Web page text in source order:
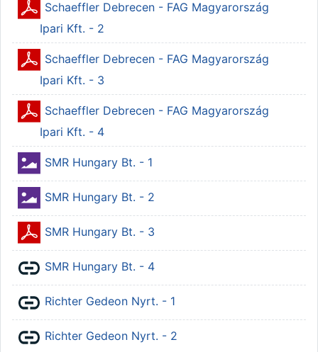
Schaeffler Debrecen - FAG Magyarország
Ipari Kft. - 2Állomány
Schaeffler Debrecen - FAG Magyarország
Ipari Kft. - 3Állomány
Schaeffler Debrecen - FAG Magyarország
Ipari Kft. - 4Állomány
SMR Hungary Bt. - 1Állomány
SMR Hungary Bt. - 2Állomány
SMR Hungary Bt. - 3Állomány
SMR Hungary Bt. - 4
URL
Richter Gedeon Nyrt. - 1
URL
Richter Gedeon Nyrt. - 2
URL